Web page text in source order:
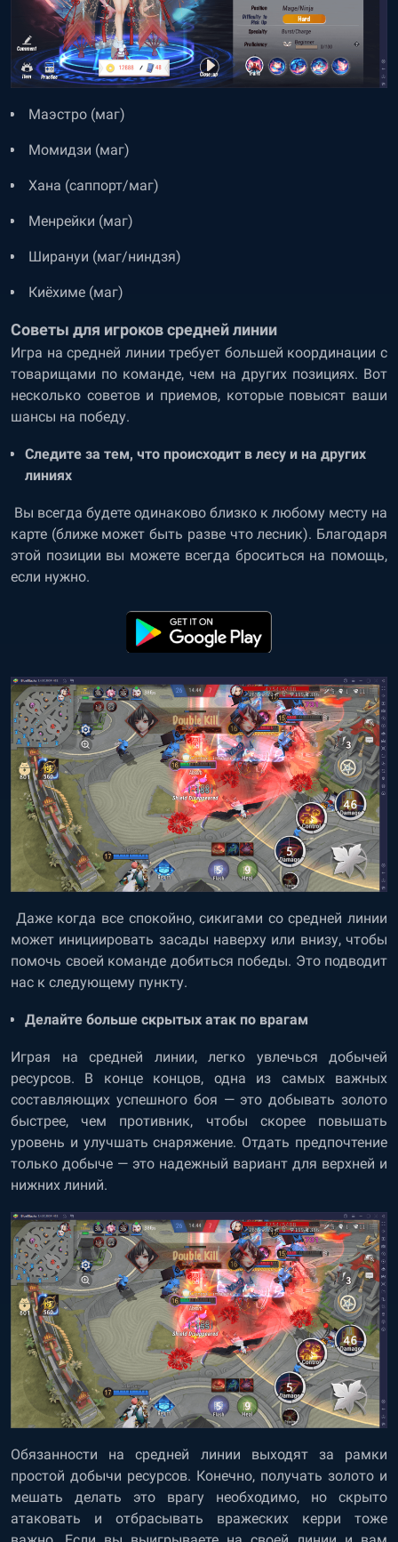
Маэстро (маг)
Момидзи (маг)
Хана (саппорт/маг)
Менрейки (маг)
Ширануи (маг/ниндзя)
Киёхиме (маг)
Советы для игроков средней линии
Игра на средней линии требует большей координации с
товарищами по команде, чем на других позициях. Вот
несколько советов и приемов, которые повысят ваши
шансы на победу.
Следите за тем, что происходит в лесу и на других
линиях
Вы всегда будете одинаково близко к любому месту на
карте (ближе может быть разве что лесник). Благодаря
этой позиции вы можете всегда броситься на помощь,
если нужно.
Даже когда все спокойно, сикигами со средней линии
может инициировать засады наверху или внизу, чтобы
помочь своей команде добиться победы. Это подводит
нас к следующему пункту.
Делайте больше скрытых атак по врагам
Играя на средней линии, легко увлечься добычей
ресурсов. В конце концов, одна из самых важных
составляющих успешного боя — это добывать золото
быстрее, чем противник, чтобы скорее повышать
уровень и улучшать снаряжение. Отдать предпочтение
только добыче — это надежный вариант для верхней и
нижних линий.
Обязанности на средней линии выходят за рамки
простой добычи ресурсов. Конечно, получать золото и
мешать делать это врагу необходимо, но скрыто
атаковать и отбрасывать вражеских керри тоже